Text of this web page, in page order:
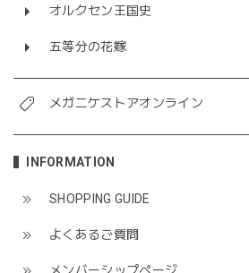
オルクセン王国史
五等分の花嫁
メガニケストアオンライン
INFORMATION
SHOPPING GUIDE
よくあるご質問